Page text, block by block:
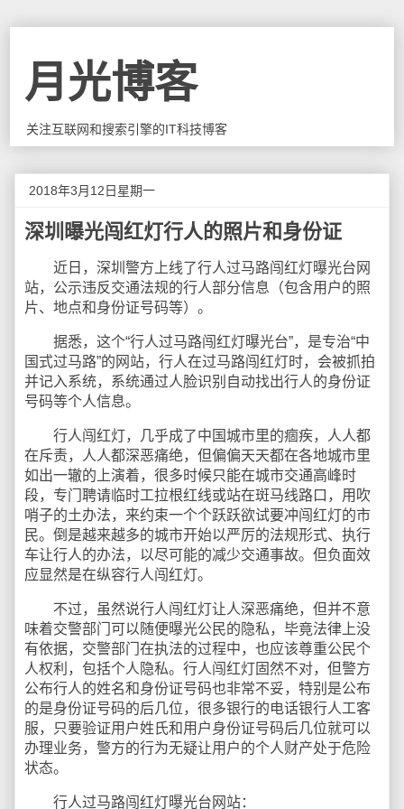
月光博客
关注互联网和搜索引擎的IT科技博客
2018年3月12日星期一
深圳曝光闯红灯行人的照片和身份证
近日，深圳警方上线了行人过马路闯红灯曝光台网
站，公示违反交通法规的行人部分信息（包含用户的照
片、地点和身份证号码等）。
据悉，这个“行人过马路闯红灯曝光台”，是专治“中
国式过马路”的网站，行人在过马路闯红灯时，会被抓拍
并记入系统，系统通过人脸识别自动找出行人的身份证
号码等个人信息。
行人闯红灯，几乎成了中国城市里的痼疾，人人都
在斥责，人人都深恶痛绝，但偏偏天天都在各地城市里
如出一辙的上演着，很多时候只能在城市交通高峰时
段，专门聘请临时工拉根红线或站在斑马线路口，用吹
哨子的土办法，来约束一个个跃跃欲试要冲闯红灯的市
民。倒是越来越多的城市开始以严厉的法规形式、执行
车让行人的办法，以尽可能的减少交通事故。但负面效
应显然是在纵容行人闯红灯。
不过，虽然说行人闯红灯让人深恶痛绝，但并不意
味着交警部门可以随便曝光公民的隐私，毕竟法律上没
有依据，交警部门在执法的过程中，也应该尊重公民个
人权利，包括个人隐私。行人闯红灯固然不对，但警方
公布行人的姓名和身份证号码也非常不妥，特别是公布
的是身份证号码的后几位，很多银行的电话银行人工客
服，只要验证用户姓氏和用户身份证号码后几位就可以
办理业务，警方的行为无疑让用户的个人财产处于危险
状态。
行人过马路闯红灯曝光台网站：